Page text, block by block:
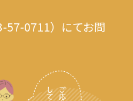
57-0711）にてお問